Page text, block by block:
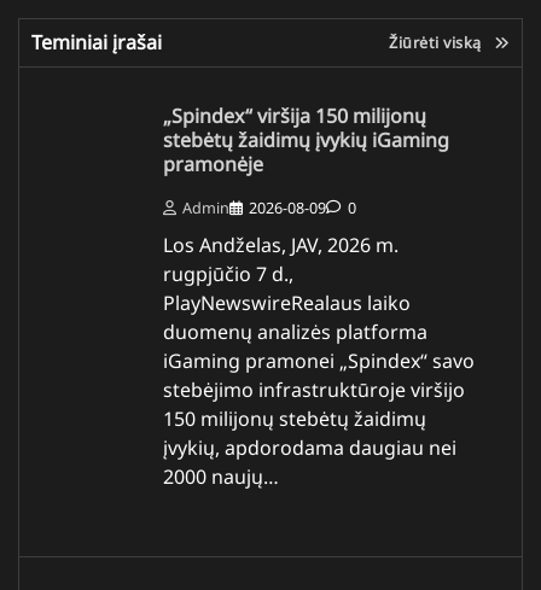
Teminiai įrašai Žiūrėti viską
„Spindex“ viršija 150 milijonų
stebėtų žaidimų įvykių iGaming
pramonėje
Admin 2026-08-09 0
Los Andželas, JAV, 2026 m.
rugpjūčio 7 d.,
PlayNewswireRealaus laiko
duomenų analizės platforma
iGaming pramonei „Spindex“ savo
stebėjimo infrastruktūroje viršijo
150 milijonų stebėtų žaidimų
įvykių, apdorodama daugiau nei
2000 naujų…